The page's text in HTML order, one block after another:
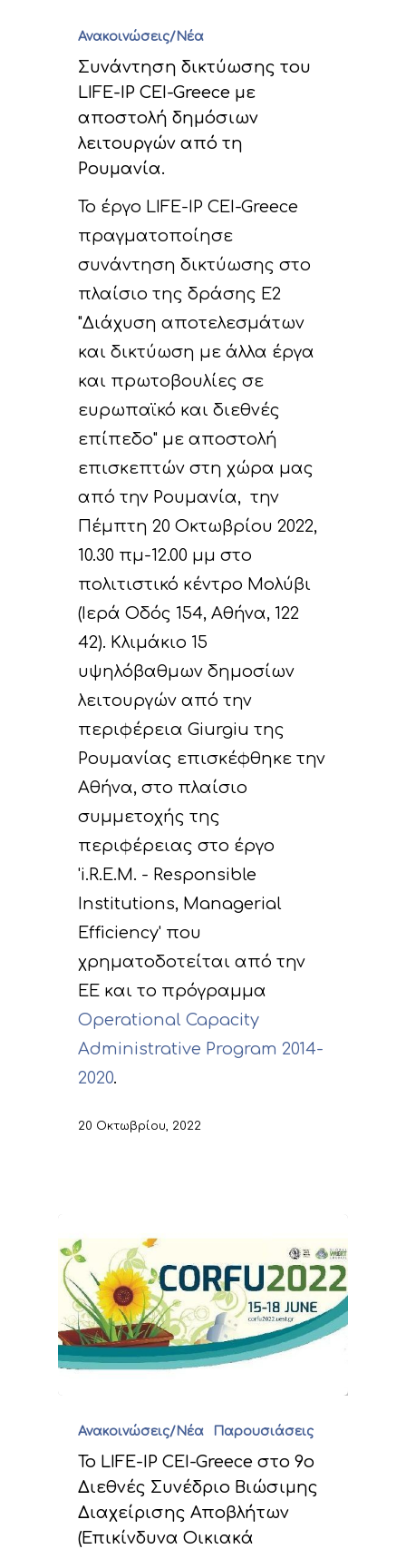
Ανακοινώσεις/Νέα
Συνάντηση δικτύωσης του
LIFE-IP CEI-Greece με
αποστολή δημόσιων
λειτουργών από τη
Ρουμανία.
Το έργο LIFE-IP CEI-Greece
πραγματοποίησε
συνάντηση δικτύωσης στο
πλαίσιο της δράσης Ε2
"Διάχυση αποτελεσμάτων
και δικτύωση με άλλα έργα
και πρωτοβουλίες σε
ευρωπαϊκό και διεθνές
επίπεδο" με αποστολή
επισκεπτών στη χώρα μας
από την Ρουμανία, την
Πέμπτη 20 Οκτωβρίου 2022,
10.30 πμ-12.00 μμ στο
πολιτιστικό κέντρο Μολύβι
(Ιερά Οδός 154, Αθήνα, 122
42). Κλιμάκιο 15
υψηλόβαθμων δημοσίων
λειτουργών από την
περιφέρεια Giurgiu της
Ρουμανίας επισκέφθηκε την
Αθήνα, στο πλαίσιο
συμμετοχής της
περιφέρειας στο έργο
'i.R.E.M. - Responsible
Institutions, Managerial
Efficiency' που
χρηματοδοτείται από την
ΕΕ και το πρόγραμμα
Operational Capacity
Administrative Program 2014-
2020.
20 Οκτωβρίου, 2022
Ανακοινώσεις/Νέα Παρουσιάσεις
Το LIFE-IP CEI-Greece στο 9ο
Διεθνές Συνέδριο Βιώσιμης
Διαχείρισης Αποβλήτων
(Επικίνδυνα Οικιακά